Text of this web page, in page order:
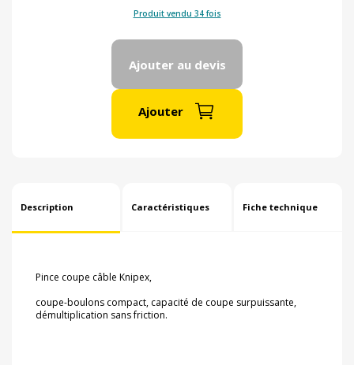
Produit vendu 34 fois
Ajouter au devis
Ajouter
Description Caractéristiques Fiche technique
Pince coupe câble Knipex,
coupe-boulons compact, capacité de coupe surpuissante,
démultiplication sans friction.